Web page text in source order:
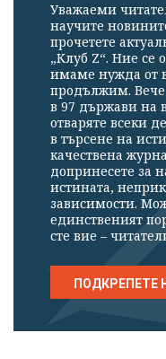
Уважаеми
научите
прочетете
„Клуб Z“. Ние се
имаме нужда от
продължим.
в 97 държави на
отваряте всеки
в търсене на
качествена
допринесете за
истината,
зависимости.
единственият
сте вие –
ПОДКРЕПЕТЕ